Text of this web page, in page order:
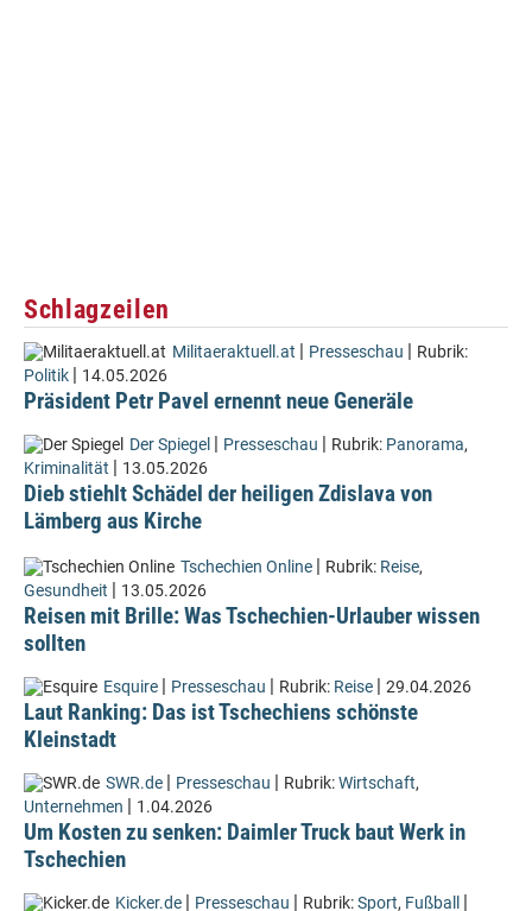
Schlagzeilen
Militaeraktuell.at | Presseschau | Rubrik:
Politik | 14.05.2026
Präsident Petr Pavel ernennt neue Generäle
Der Spiegel | Presseschau | Rubrik: Panorama,
Kriminalität | 13.05.2026
Dieb stiehlt Schädel der heiligen Zdislava von
Lämberg aus Kirche
Tschechien Online | Rubrik: Reise,
Gesundheit | 13.05.2026
Reisen mit Brille: Was Tschechien-Urlauber wissen
sollten
Esquire | Presseschau | Rubrik: Reise | 29.04.2026
Laut Ranking: Das ist Tschechiens schönste
Kleinstadt
SWR.de | Presseschau | Rubrik:Wirtschaft,
Unternehmen | 1.04.2026
Um Kosten zu senken: Daimler Truck baut Werk in
Tschechien
Kicker.de | Presseschau | Rubrik:Sport, Fußball |